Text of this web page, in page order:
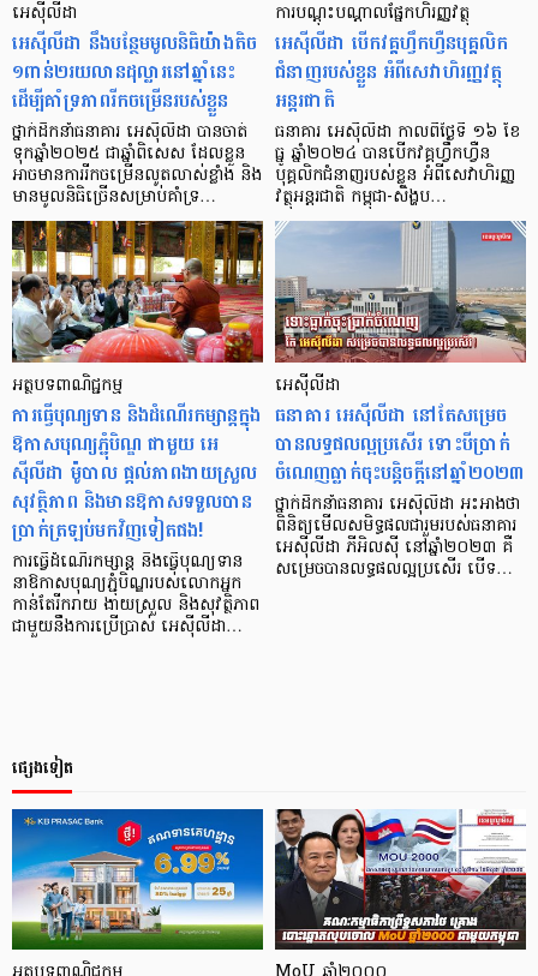
អេស៊ីលីដា
អេស៊ីលីដា នឹងបន្ថែមមូលនិធិយ៉ាងតិច
១ពាន់២រយលានដុល្លារនៅឆ្នាំនេះ
ដើម្បីគាំទ្រភាពរីកចម្រើនរបស់ខ្លួន
ថ្នាក់ដឹកនាំធនាគារ អេស៊ីលីដា បានចាត់
ទុកឆ្នាំ២០២៥ ជាឆ្នាំពិសេស ដែលខ្លួន
អាចមានការរីកចម្រើនលូតលាស់ខ្លាំង និង
មានមូលនិធិច្រើនសម្រាប់គាំទ្រ…
ការបណ្ដុះបណ្ដាលផ្នែកហិរញ្ញវត្ថុ
អេស៊ីលីដា បើកវគ្គហ្វឹកហ្វឺនបុគ្គលិក
ជំនាញរបស់ខ្លួន អំពីសេវាហិរញ្ញវត្ថុ
អន្តរជាតិ
ធនាគារ អេស៊ីលីដា កាលពីថ្ងៃទី ១៦ ខែ
ធ្នូ ឆ្នាំ២០២៤ បានបើកវគ្គហ្វឹកហ្វឺន
បុគ្គលិកជំនាញរបស់ខ្លួន អំពីសេវាហិរញ្ញ
វត្ថុអន្តរជាតិ កម្ពុជា-សិង្ហប…
អត្ថបទពាណិជ្ជកម្ម
ការធ្វើបុណ្យទាន និងដំណើរកម្សាន្ដក្នុង
ឱកាសបុណ្យភ្ជុំបិណ្ឌ ជាមួយ អេ
ស៊ីលីដា ម៉ូបាល ផ្ដល់ភាពងាយស្រួល
សុវត្ថិភាព និងមានឱកាសទទួលបាន
ប្រាក់ត្រឡប់មកវិញទៀតផង!
ការធ្វើដំណើរកម្សាន្ដ និងធ្វើបុណ្យទាន
នាឱកាសបុណ្យភ្ជុំបិណ្ឌរបស់លោកអ្នក
កាន់តែរីករាយ ងាយស្រួល និងសុវត្ថិភាព
ជាមួយនឹងការប្រើប្រាស់ អេស៊ីលីដា…
អេស៊ីលីដា
ធនាគារ អេស៊ីលីដា នៅតែសម្រេច
បានលទ្ធផលល្អប្រសើរ ទោះបីប្រាក់
ចំណេញធ្លាក់ចុះបន្តិចក្តីនៅឆ្នាំ២០២៣
ថ្នាក់ដឹកនាំធនាគារ អេស៊ីលីដា អះអាងថា
ពិនិត្យមើលសមិទ្ធផលជារួមរបស់ធនាគារ
អេស៊ីលីដា ភីអិលស៊ី នៅឆ្នាំ២០២៣ គឺ
សម្រេចបានលទ្ធផលល្អប្រសើរ បើទ…
ផ្សេងទៀត